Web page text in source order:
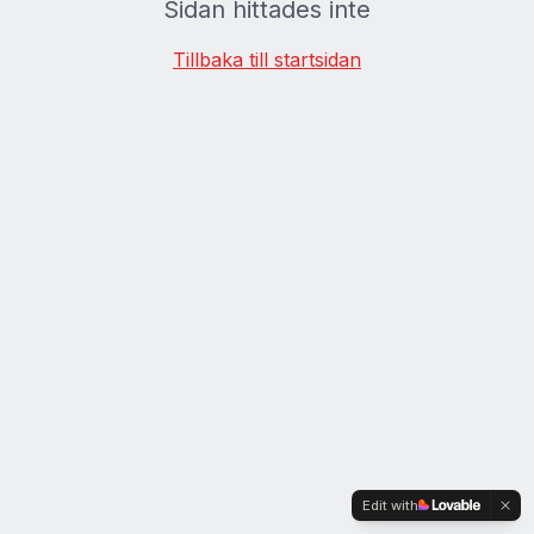
Sidan hittades inte
Tillbaka till startsidan
Edit with